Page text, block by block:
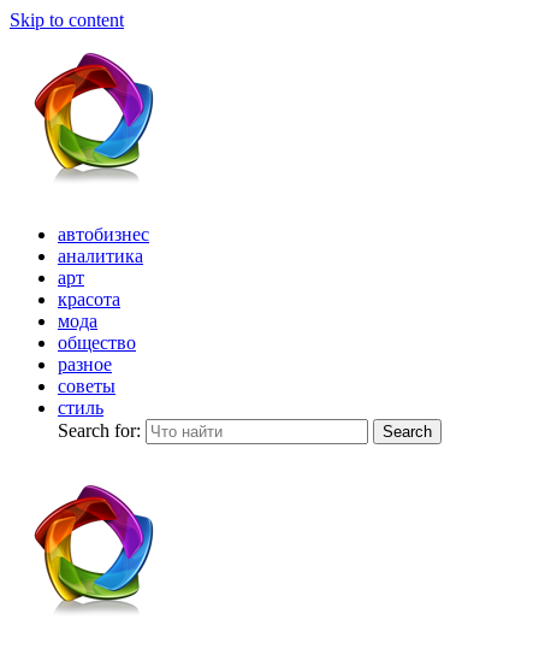
Skip to content
автобизнес
аналитика
арт
красота
мода
общество
разное
советы
стиль
Search for:
Search